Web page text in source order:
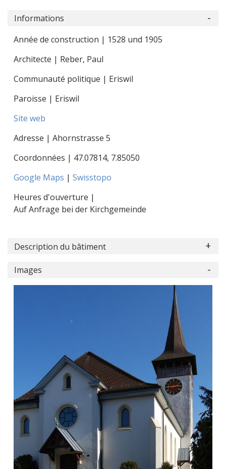
Informations
Année de construction | 1528 und 1905
Architecte | Reber, Paul
Communauté politique | Eriswil
Paroisse | Eriswil
Site web
Adresse | Ahornstrasse 5
Coordonnées | 47.07814, 7.85050
Google Maps | Swisstopo
Heures d'ouverture |
Auf Anfrage bei der Kirchgemeinde
Description du bâtiment
Images